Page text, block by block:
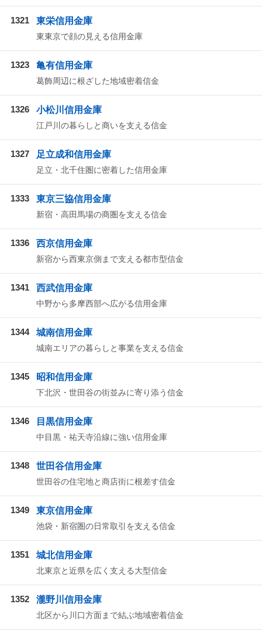
1321 東栄信用金庫
東東京で顔の見える信用金庫
1323 亀有信用金庫
葛飾周辺に根ざした地域密着信金
1326 小松川信用金庫
江戸川の暮らしと商いを支える信金
1327 足立成和信用金庫
足立・北千住圏に密着した信用金庫
1333 東京三協信用金庫
新宿・高田馬場の商圏を支える信金
1336 西京信用金庫
新宿から西東京側まで支える都市型信金
1341 西武信用金庫
中野から多摩西部へ広がる信用金庫
1344 城南信用金庫
城南エリアの暮らしと事業を支える信金
1345 昭和信用金庫
下北沢・世田谷の街並みに寄り添う信金
1346 目黒信用金庫
中目黒・祐天寺沿線に強い信用金庫
1348 世田谷信用金庫
世田谷の住宅地と商店街に根差す信金
1349 東京信用金庫
池袋・新宿圏の日常取引を支える信金
1351 城北信用金庫
北東京と近県を広く支える大型信金
1352 瀧野川信用金庫
北区から川口方面まで結ぶ地域密着信金